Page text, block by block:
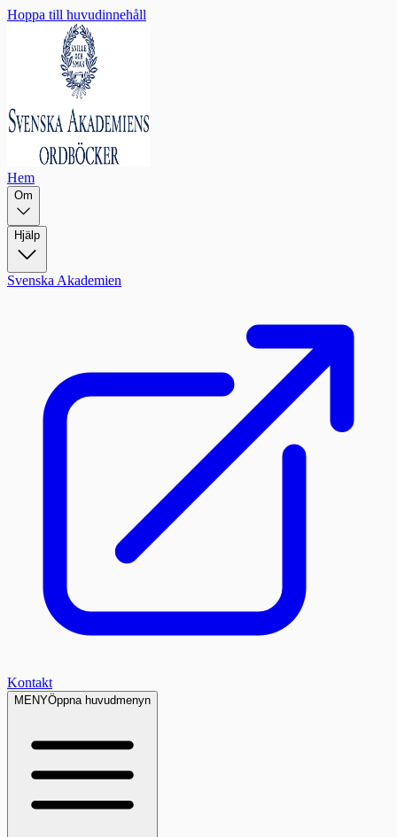
Hoppa till huvudinnehåll
Hem
Om
Hjälp
Svenska Akademien
Kontakt
MENYÖppna huvudmenyn